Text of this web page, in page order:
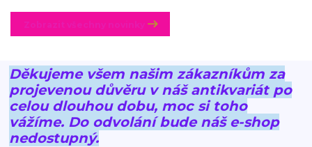
Děkujeme všem našim zákazníkům za
projevenou důvěru v náš antikvariát po
celou dlouhou dobu, moc si toho
vážíme. Do odvolání bude náš e-shop
nedostupný.